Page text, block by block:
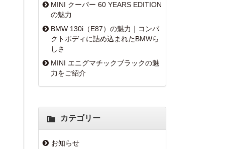
MINI クーパー 60 YEARS EDITION
の魅力
BMW 130i（E87）の魅力｜コンパ
クトボディに詰め込まれたBMWら
しさ
MINI エニグマチックブラックの魅
力をご紹介
カテゴリー
お知らせ